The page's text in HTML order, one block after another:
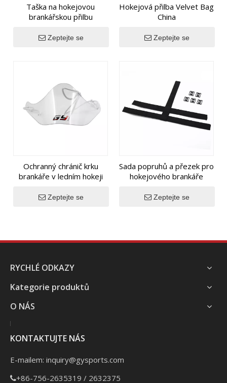
Taška na hokejovou
brankářskou přilbu
Zeptejte se
Hokejová přilba Velvet Bag
China
Zeptejte se
Ochranný chránič krku
brankáře v ledním hokeji
Zeptejte se
Sada popruhů a přezek pro
hokejového brankáře
Zeptejte se
RYCHLÉ ODKAZY
Kategorie produktů
O NÁS
KONTAKTUJTE NÁS
E-mailem: inquiry@gysports.com
+86-756-2635319 / 2632375